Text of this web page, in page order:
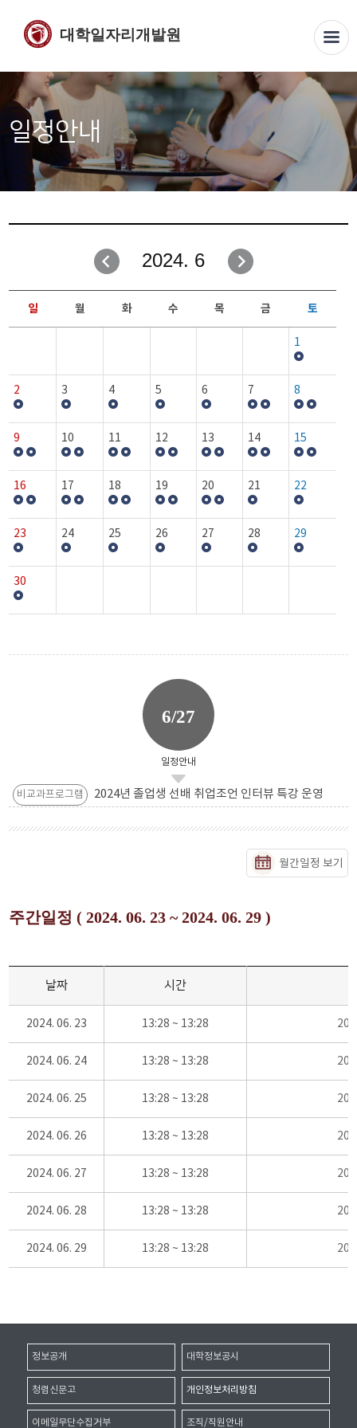
대학일자리개발원
일정안내
2024. 6
일 월 화 수 목 금 토
1
2 3 4 5 6 7 8
9 10 11 12 13 14 15
16 17 18 19 20 21 22
23 24 25 26 27 28 29
30
6/27
일정안내
비교과프로그램 2024년 졸업생 선배 취업조언 인터뷰 특강 운영
월간일정 보기
주간일정 ( 2024. 06. 23 ~ 2024. 06. 29 )
날짜 시간
2024. 06. 23 13:28 ~ 13:28
2024. 06. 24 13:28 ~ 13:28
2024. 06. 25 13:28 ~ 13:28
2024. 06. 26 13:28 ~ 13:28
2024. 06. 27 13:28 ~ 13:28
2024. 06. 28 13:28 ~ 13:28
2024. 06. 29 13:28 ~ 13:28
정보공개 대학정보공시
청렴신문고 개인정보처리방침
이메일무단수집거부 조직/직원안내